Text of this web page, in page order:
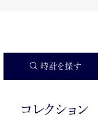
時計を探す
コレクション